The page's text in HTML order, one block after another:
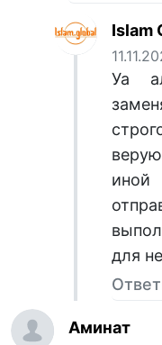
Islam
Уа
иной
для
Аминат